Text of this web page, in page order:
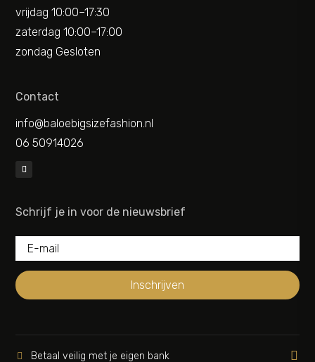
vrijdag 10:00–17:30
zaterdag 10:00–17:00
zondag Gesloten
Contact
info@baloebigsizefashion.nl
06 50914026
Schrijf je in voor de nieuwsbrief
Inschrijven
 Betaal veilig met je eigen bank 